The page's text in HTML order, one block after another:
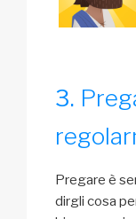
Pregare è
dirgli cosa